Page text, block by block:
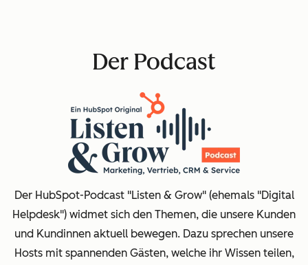
Der Podcast
Der HubSpot-Podcast "Listen & Grow" (ehemals "Digital
Helpdesk") widmet sich den Themen, die unsere Kunden
und Kundinnen aktuell bewegen. Dazu sprechen unsere
Hosts mit spannenden Gästen, welche ihr Wissen teilen,